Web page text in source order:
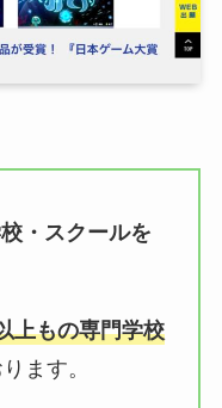
・スクールを
上もの専門学校
ます。